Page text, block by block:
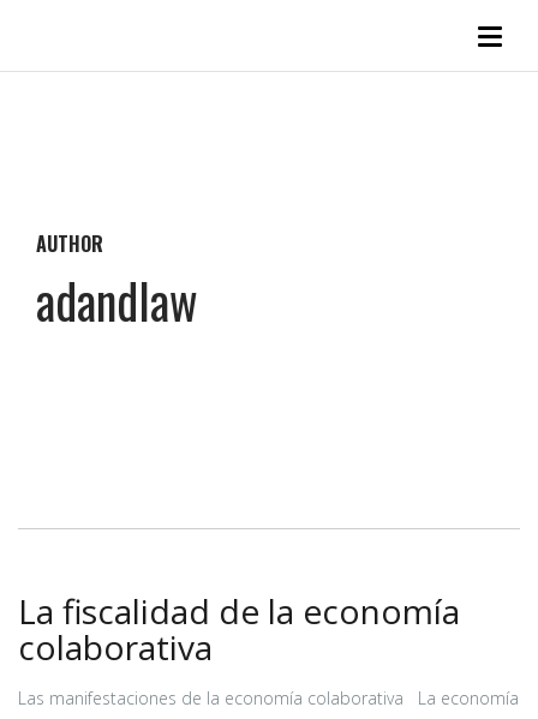
AUTHOR
adandlaw
La fiscalidad de la economía
colaborativa
Las manifestaciones de la economía colaborativa La economía